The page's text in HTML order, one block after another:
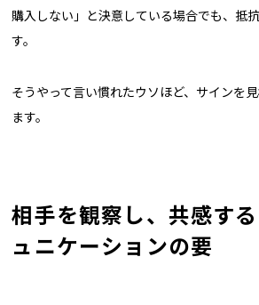
購入しない」と決意している場合でも、抵
す。
そうやって言い慣れたウソほど、サインを
ます。
相手を観察し、共感す
ュニケーションの要